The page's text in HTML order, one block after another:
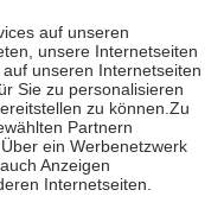
mehr als die tatsächlichen
für Online-Apotheken.
beträgt die
zehn Euro je
ihre eigene Gesundheit zu
zu unterstützen,